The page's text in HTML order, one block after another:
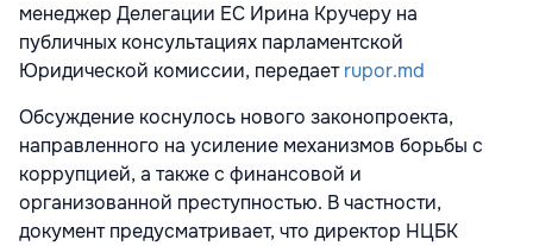
менеджер Делегации ЕС Ирина Кручеру на
публичных консультациях парламентской
Юридической комиссии, передаетrupor.md
Обсуждение коснулось нового законопроекта,
направленного на усиление механизмов борьбы с
коррупцией, а также с финансовой и
организованной преступностью. В частности,
документ предусматривает, что директор НЦБК